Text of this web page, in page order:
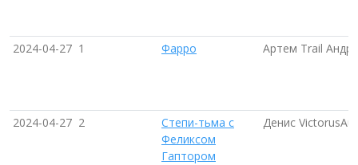
2024-04-27 1 Фарро Артем Trail
2024-04-27 2
Степи-тьма с
Феликсом
Гаптором
Денис